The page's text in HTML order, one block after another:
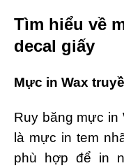
Tìm hiểu về
decal giấy
Mực in Wax
Ruy băng mực in
là mực in tem
phù hợp để in